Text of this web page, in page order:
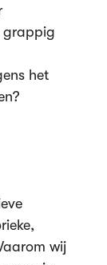
grappig
het
wij